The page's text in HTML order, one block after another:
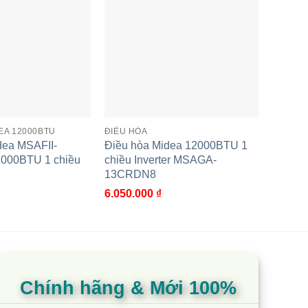
gió được thổi ra, mang hơi lạnh lan toả xa
12000BTU
MSAFII-
1 chiều
ĐIỀU HÒA
Điều hòa Midea 12000BTU 1
chiều Inverter MSAGA-
13CRDN8
6.050.000 ₫
Chính hãng & Mới 100%